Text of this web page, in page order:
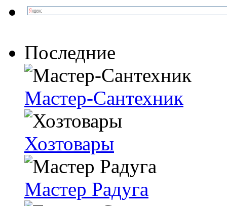
Последние
Мастер-Сантехник
Хозтовары
Мастер Радуга